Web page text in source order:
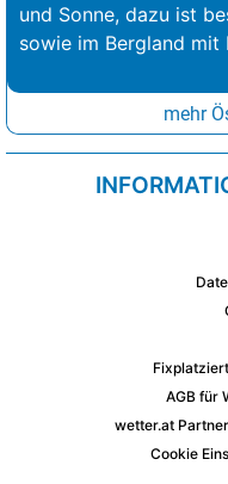
und Sonne, dazu ist
sowie im Bergland mit
mehr
AGB für
wetter.at
Cookie